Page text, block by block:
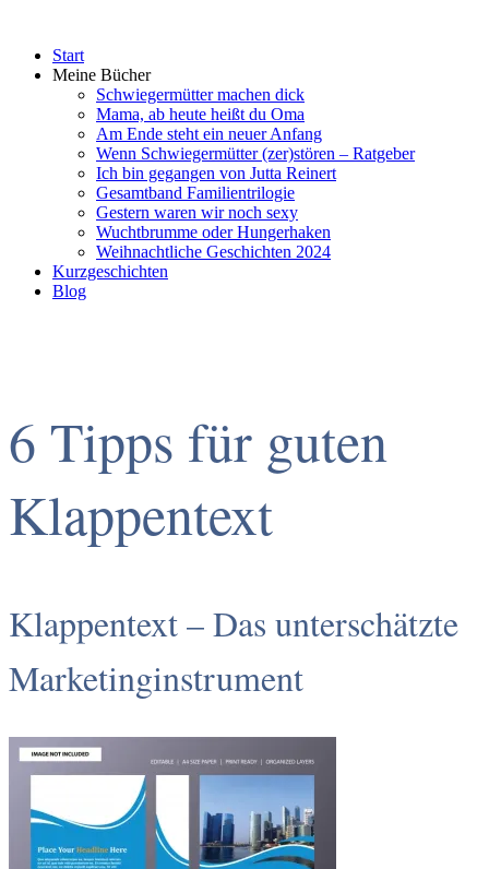
Start
Meine Bücher
Schwiegermütter machen dick
Mama, ab heute heißt du Oma
Am Ende steht ein neuer Anfang
Wenn Schwiegermütter (zer)stören – Ratgeber
Ich bin gegangen von Jutta Reinert
Gesamtband Familientrilogie
Gestern waren wir noch sexy
Wuchtbrumme oder Hungerhaken
Weihnachtliche Geschichten 2024
Kurzgeschichten
Blog
6 Tipps für guten
Klappentext
Klappentext – Das unterschätzte
Marketinginstrument